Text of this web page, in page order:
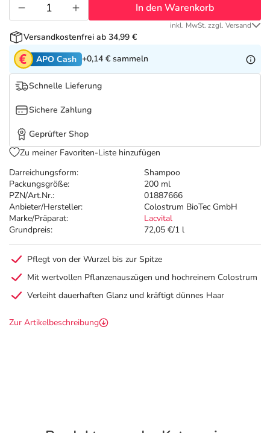
Tierapotheke
Vitamine & Mineralstoffe
Marken
Salus Deals
Darreichungsform:
Shampoo
Packungsgröße:
200 ml
PZN/Art.Nr.:
01887666
Anbieter/Hersteller:
Colostrum BioTec GmbH
Marke/Präparat:
Lacvital
Grundpreis:
72,05 €/1 l
In den Warenkorb
inkl. MwSt. zzgl. Versand
Versandkostenfrei ab 34,99 €
APO Cash +0,14 € sammeln
Schnelle Lieferung
Sichere Zahlung
Geprüfter Shop
Zu meiner Favoriten-Liste hinzufügen
Pflegt von der Wurzel bis zur Spitze
Mit wertvollen Pflanzenauszügen und hochreinem Colostrum
Verleiht dauerhaften Glanz und kräftigt dünnes Haar
Zur Artikelbeschreibung